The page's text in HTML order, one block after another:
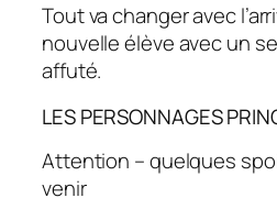
Tout va changer avec
nouvelle élève avec un
affuté.
LES PERSONNAGES
Attention – quelques
venir